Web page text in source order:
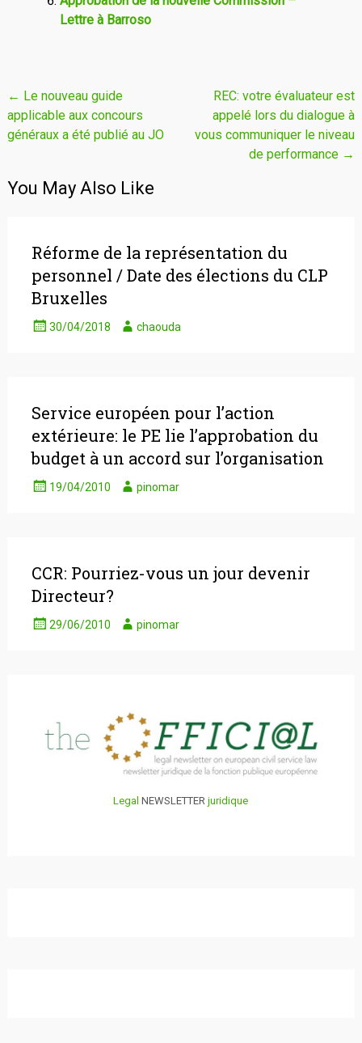
Lettre à Barroso
Navigation
de
← Le nouveau guide
applicable aux concours
généraux a été publié au JO
REC: votre évaluateur est
appelé lors du dialogue à
vous communiquer le niveau
de performance →
You May Also Like
Réforme de la représentation du
personnel / Date des élections du CLP
Bruxelles
30/04/2018 chaouda
Service européen pour l’action
extérieure: le PE lie l’approbation du
budget à un accord sur l’organisation
19/04/2010 pinomar
CCR: Pourriez-vous un jour devenir
Directeur?
29/06/2010 pinomar
Legal NEWSLETTERjuridique